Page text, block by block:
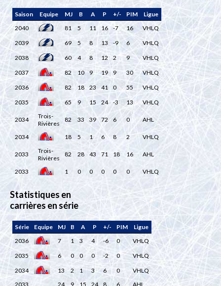
Saison Equipe MJ B A P +/- PIM
Ligue
2040
81 5 11 16 -7 16
VHLQ
2039
69 5 8 13 -9 6
VHLQ
2038
60 4 8 12 2 9
VHLQ
2037
82 10 9 19 9 30
VHLQ
2036
82 18 23 41 0 55
VHLQ
2035
65 9 15 24 -3 13 VHLQ
2034
Trois-
Rivières
82 33 39 72 6 0 AHL
2034 18 5 1 6 8 2 VHLQ
2033
Trois-
Rivières
82 28 43 71 18 16 AHL
2033 1 0 0 0 0 0 VHLQ
Statistiques en
carrières en série
Série Equipe MJ B A P +/- PIM
Ligue
2036
7 1 3 4 -6 0
VHLQ
2035
6 0 0 0 -2 0
VHLQ
2034
13 2 1 3 6 0
VHLQ
2033
24 9 15 24 8 6 AHL